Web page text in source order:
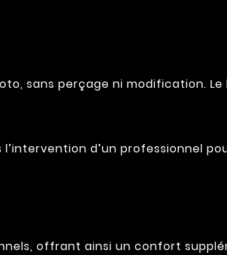
sans perçage ni modification.
d’un professionnel
offrant ainsi un confort